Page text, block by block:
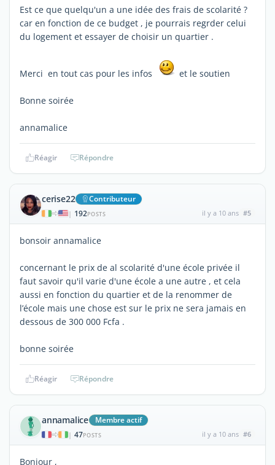
Est ce que quelqu'un a une idée des frais de scolarité ?
car en fonction de ce budget , je pourrais regrder celui
du logement et essayer de choisir un quartier .
Merci en tout cas pour les infos et le soutien
Bonne soirée
annamalice
Réagir Répondre
cerise22 Contributeur
| 192POSTS il y a 10 ans #5
bonsoir annamalice
concernant le prix de al scolarité d'une école privée il
faut savoir qu'il varie d'une école a une autre , et cela
aussi en fonction du quartier et de la renommer de
l’école mais une chose est sur le prix ne sera jamais en
dessous de 300 000 Fcfa .
bonne soirée
Réagir Répondre
annamalice Membre actif
| 47POSTS il y a 10 ans #6
Bonjour ,